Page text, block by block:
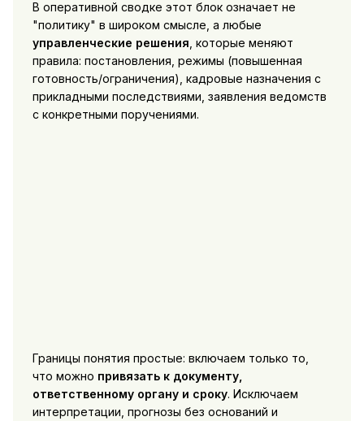
В оперативной сводке этот блок означает не
"политику" в широком смысле, а любые
управленческие решения , которые меняют
правила: постановления, режимы (повышенная
готовность/ограничения), кадровые назначения с
прикладными последствиями, заявления ведомств
с конкретными поручениями.
Границы понятия простые: включаем только то,
что можно привязать к документу,
ответственному органу и сроку. Исключаем
интерпретации, прогнозы без оснований и